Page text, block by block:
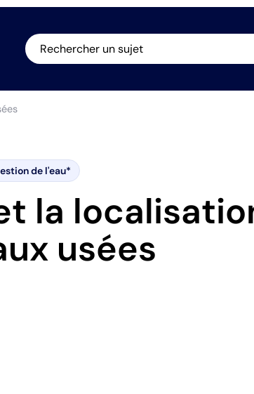
Rechercher un sujet
de l'eau*
la
usées